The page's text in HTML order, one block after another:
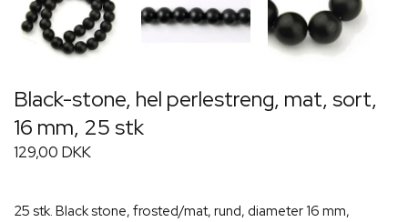
Black-stone, hel perlestreng, mat, sort,
16 mm, 25 stk
129,00 DKK
25 stk. Black stone, frosted/mat, rund, diameter 16 mm,